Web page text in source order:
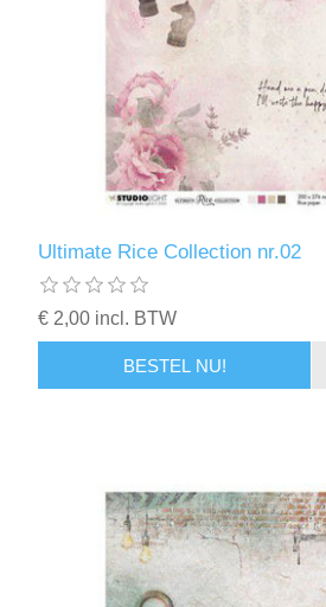
Ultimate Rice Collection nr.02
€ 2,00 incl. BTW
BESTEL NU!